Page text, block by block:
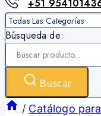
+51
Búsqueda de:
Buscar
/ Catálogo